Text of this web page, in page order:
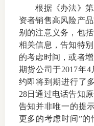
根据《办法》
资者销售高风险产
别的注意义务，包
相关信息，告知特
的考虑时间，或者
期货公司于2017年4
约即将到期进行了
28日通过电话告知
告知并非唯一的提
更多的考虑时间”的